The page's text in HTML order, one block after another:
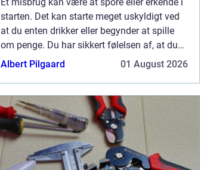
starten. Det kan starte meget uskyldigt ved
at du enten drikker eller begynder at spille
om penge. Du har sikkert følelsen af, at du
kan stoppe lige præcis, når du vil. Det er dog
Albert Pilgaard 01 August 2026